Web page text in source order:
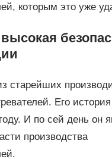
которым это уже
старейших
Его
И по сей день он
производства